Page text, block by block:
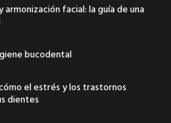
facial: la guía de una
bucodental
el estrés y los trastornos
dientes